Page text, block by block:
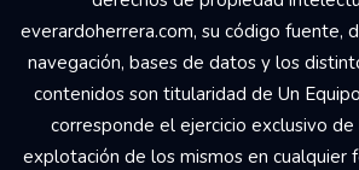
everardoherrera.com, su código fuente,
navegación, bases de datos y los
contenidos son titularidad de Un
corresponde el ejercicio exclusivo
explotación de los mismos en cualquier